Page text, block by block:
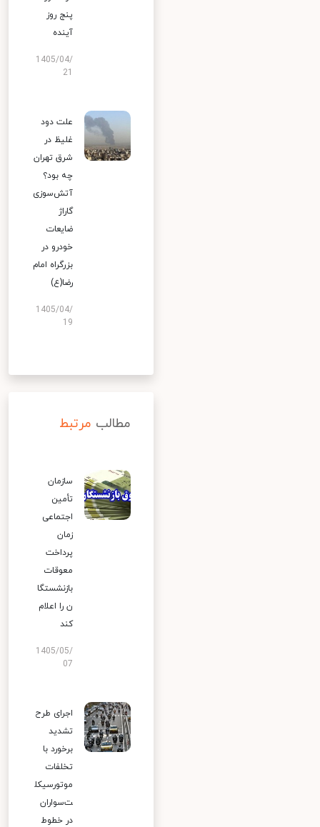
پنج روز
آینده
1405/04/
علت دود
غلیظ در
شرق تهران
چه بود؟
آتش‌سوزی
گاراژ
ضایعات
خودرو در
بزرگراه امام
رضا(ع)
1405/04/
19
مطالب مرتبط
سازمان
تأمین
اجتماعی
زمان
پرداخت
معوقات
بازنشستگا
ن را اعلام
کند
1405/05/
07
اجرای طرح
تشدید
برخورد با
تخلفات
موتورسیکل
ت‌سواران
در خطوط